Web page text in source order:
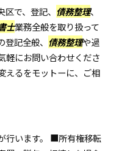
区で、登記、 債務整理、
士業務全般を取り扱って
記全般、 債務整理や過
軽にお問い合わせくださ
えるをモットーに、ご相
行います。 ■所有権移転